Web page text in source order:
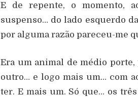
E de repente, o momento,
suspenso… do lado esquerdo
por alguma razão pareceu-me
Era um animal de médio porte,
outro… e logo mais um… com
ter. E mais um. Só que… os